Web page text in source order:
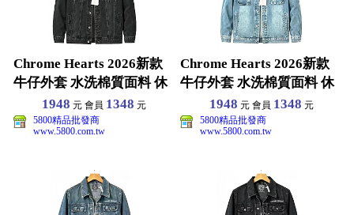
Chrome Hearts 2026新款
牛仔外套 水洗棉質面料 休
1948 元 會員 1348 元
5800精品批發商
www.5800.com.tw
Chrome Hearts 2026新款
牛仔外套 水洗棉質面料 休
1948 元 會員 1348 元
5800精品批發商
www.5800.com.tw